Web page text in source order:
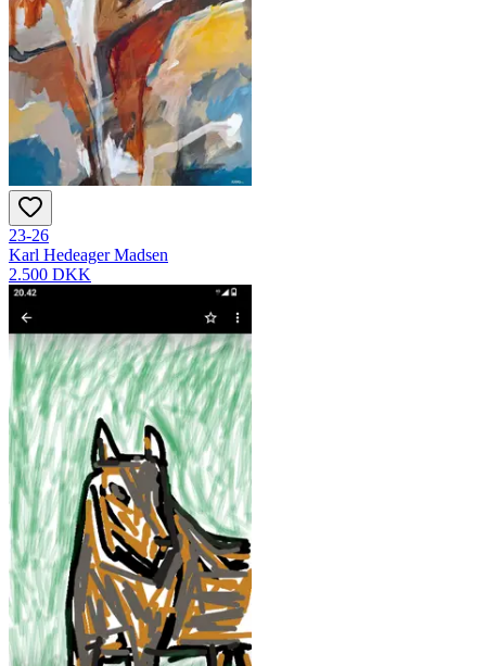
23-26
Karl Hedeager Madsen
2.500 DKK